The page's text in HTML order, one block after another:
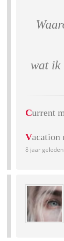
wat ik
Current
Vacation
8 jaar geleden